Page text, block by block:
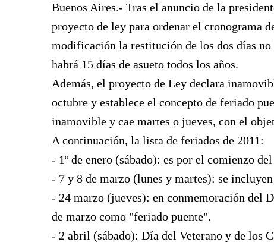
Buenos Aires.- Tras el anuncio de la
proyecto de ley para ordenar el cronograma
modificación la restitución de los dos días
habrá 15 días de asueto todos los años.
Además, el proyecto de Ley declara
octubre y establece el concepto de feriado
inamovible y cae martes o jueves, con el
A continuación, la lista de feriados de 2011:
- 1º de enero (sábado): es por el comienzo
- 7 y 8 de marzo (lunes y martes): se
- 24 marzo (jueves): en conmemoración del
de marzo como "feriado puente".
- 2 abril (sábado): Día del Veterano y de los